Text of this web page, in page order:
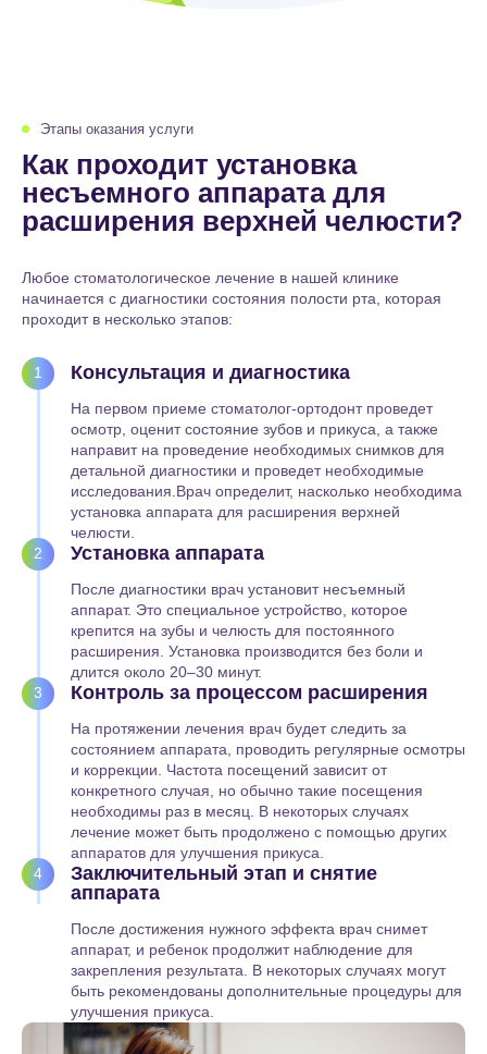
Этапы оказания услуги
Как проходит установка
несъемного аппарата для
расширения верхней челюсти?
Любое стоматологическое лечение в нашей клинике
начинается с диагностики состояния полости рта, которая
проходит в несколько этапов:
1 Консультация и диагностика
На первом приеме стоматолог-ортодонт проведет
осмотр, оценит состояние зубов и прикуса, а также
направит на проведение необходимых снимков для
детальной диагностики и проведет необходимые
исследования.Врач определит, насколько необходима
установка аппарата для расширения верхней
челюсти.
2
Установка аппарата
После диагностики врач установит несъемный
аппарат. Это специальное устройство, которое
крепится на зубы и челюсть для постоянного
расширения. Установка производится без боли и
длится около 20–30 минут.
3
Контроль за процессом расширения
На протяжении лечения врач будет следить за
состоянием аппарата, проводить регулярные осмотры
и коррекции. Частота посещений зависит от
конкретного случая, но обычно такие посещения
необходимы раз в месяц. В некоторых случаях
лечение может быть продолжено с помощью других
аппаратов для улучшения прикуса.
4
Заключительный этап и снятие
аппарата
После достижения нужного эффекта врач снимет
аппарат, и ребенок продолжит наблюдение для
закрепления результата. В некоторых случаях могут
быть рекомендованы дополнительные процедуры для
улучшения прикуса.